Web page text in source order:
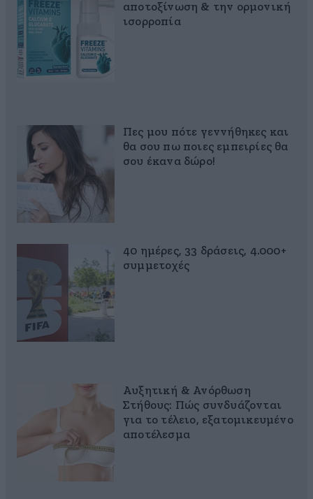
αποτοξίνωση & την ορμονική
ισορροπία
Πες μου πότε γεννήθηκες και
θα σου πω ποιες εμπειρίες θα
σου έκανα δώρο!
40 ημέρες, 33 δράσεις, 4.000+
συμμετοχές
Αυξητική & Ανόρθωση
Στήθους: Πώς συνδυάζονται
για το τέλειο, εξατομικευμένο
αποτέλεσμα